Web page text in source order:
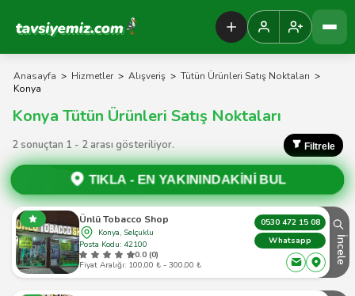
Tavsiyemiz Anasayfa
Anasayfa > Hizmetler > Alışveriş > Tütün Ürünleri Satış Noktaları >
Konya
Konya Tütün Ürünleri Satış Noktaları
2 sonuçtan 1 - 2 arası gösteriliyor. Filtrele
TIKLA - EN YAKININDAKİNİ BUL
Ünlü Tobacco Shop
Konya, Selçuklu
Posta Kodu: 42100
0.0 (0)
Fiyat Aralığı: 100,00 ₺ - 300,00 ₺
0530 472 15 08
Whatsapp
İncele